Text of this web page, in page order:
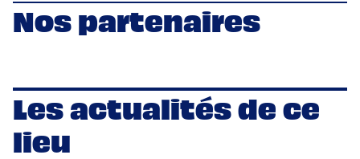
Nos partenaires
Les actualités de ce
lieu